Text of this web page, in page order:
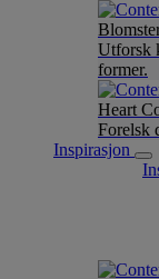
Utforsk
former.
Heart
Forelsk
Inspirasjon